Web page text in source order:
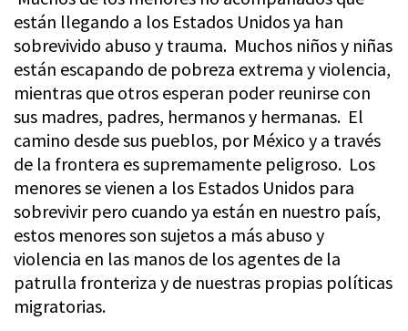
están llegando a los Estados Unidos ya han
sobrevivido abuso y trauma. Muchos niños y niñas
están escapando de pobreza extrema y violencia,
mientras que otros esperan poder reunirse con
sus madres, padres, hermanos y hermanas. El
camino desde sus pueblos, por México y a través
de la frontera es supremamente peligroso. Los
menores se vienen a los Estados Unidos para
sobrevivir pero cuando ya están en nuestro país,
estos menores son sujetos a más abuso y
violencia en las manos de los agentes de la
patrulla fronteriza y de nuestras propias políticas
migratorias.